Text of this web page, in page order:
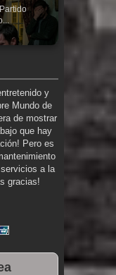
y
Mundo de
de mostrar
que hay
Pero es
a la
gracias!